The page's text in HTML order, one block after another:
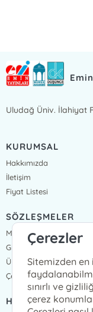
Uludağ Üniv. İlahiyat
KURUMSAL
Hakkımızda
İletişim
Fiyat Listesi
SÖZLEŞMELER
Mesafeli Satış Sözleşmesi
Gizlilik Sözleşmesi
Üyelik Sözleşmesi
Çerez Politikası
HIZLI ERİŞİM
Çerezler
Sitemizden en
sınırlı ve
çerez